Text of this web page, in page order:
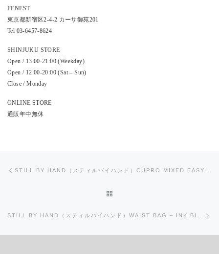
FENEST
東京都新宿区2-4-2 カーサ御苑201
Tel 03-6457-8624
SHINJUKU STORE
Open / 13:00-21:00 (Weekday)
Open / 12:00-20:00 (Sat – Sun)
Close / Monday
ONLINE STORE
通販年中無休